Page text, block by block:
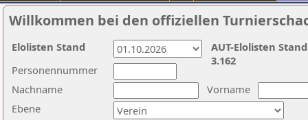
Willkommen bei den offiziellen
Nachname
Vorname
Ebene
Personennummer
AUT-Elolisten
3.162
Elolisten Stand